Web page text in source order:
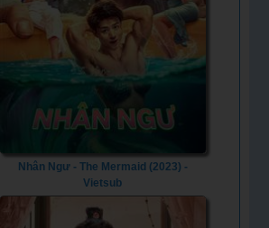
Nhân Ngư - The Mermaid (2023) -
Vietsub